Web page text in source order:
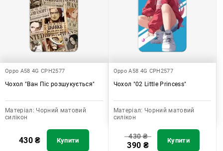
Oppo A58 4G CPH2577
Чохол "Ван Піс розшукується"
Матеріал: Чорний матовий
силікон
430₴ Купити
Oppo A58 4G CPH2577
Чохол "02 Little Princess"
Матеріал: Чорний матовий
силікон
430₴
390 ₴ Купити